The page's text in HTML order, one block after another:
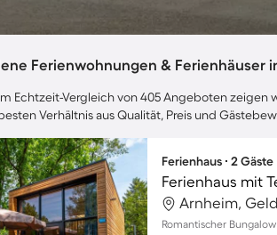
Ferienwohnungen & Ferienhäuser
Echtzeit-Vergleich von 405 Angeboten
Verhältnis aus Qualität, Preis und
Ferienhaus ∙ 2
Arnheim,
Romantischer